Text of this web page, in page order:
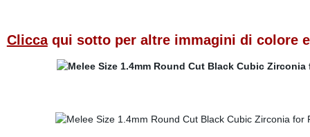
Cliccaqui sotto per altre immagini di colore